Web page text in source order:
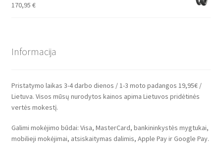
170,95 €
Informacija
Pristatymo laikas 3-4 darbo dienos / 1-3 moto padangos 19,95€ /
Lietuva. Visos mūsų nurodytos kainos apima Lietuvos pridėtinės
vertės mokestį.
Galimi mokėjimo būdai: Visa, MasterCard, bankininkystės mygtukai,
mobilieji mokėjimai, atsiskaitymas dalimis, Apple Pay ir Google Pay.